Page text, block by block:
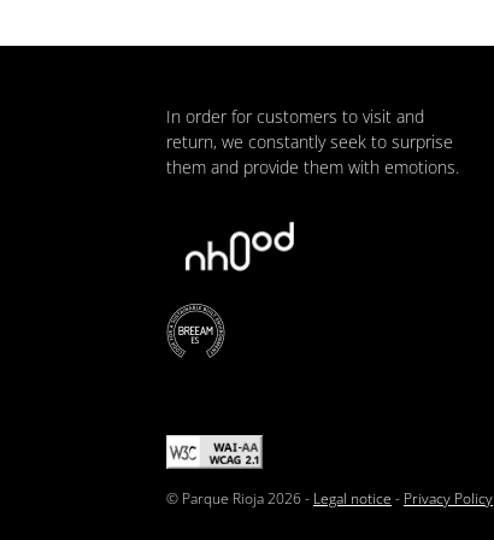
In order for customers to visit and
return, we constantly seek to surprise
them and provide them with emotions.
© Parque Rioja 2026 - Legal notice - Privacy Policy